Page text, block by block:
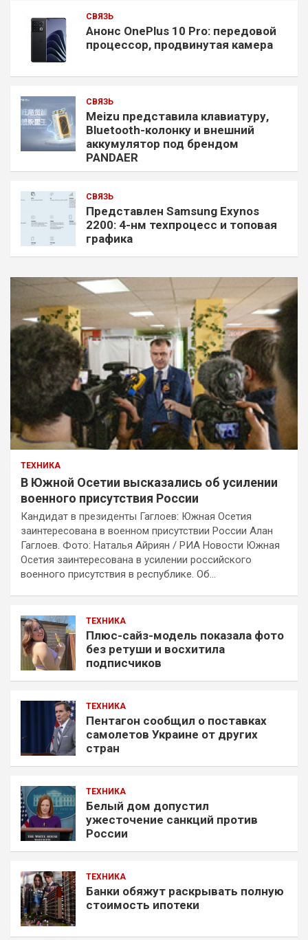
СВЯЗЬ
Анонс OnePlus 10 Pro: передовой
процессор, продвинутая камера
СВЯЗЬ
Meizu представила клавиатуру,
Bluetooth-колонку и внешний
аккумулятор под брендом
PANDAER
СВЯЗЬ
Представлен Samsung Exynos
2200: 4-нм техпроцесс и топовая
графика
ТЕХНИКА
В Южной Осетии высказались об усилении
военного присутствия России
Кандидат в президенты Гаглоев: Южная Осетия
заинтересована в военном присутствии России Алан
Гаглоев. Фото: Наталья Айриян / РИА Новости Южная
Осетия заинтересована в усилении российского
военного присутствия в республике. Об…
ТЕХНИКА
Плюс-сайз-модель показала фото
без ретуши и восхитила
подписчиков
ТЕХНИКА
Пентагон сообщил о поставках
самолетов Украине от других
стран
ТЕХНИКА
Белый дом допустил
ужесточение санкций против
России
ТЕХНИКА
Банки обяжут раскрывать полную
стоимость ипотеки